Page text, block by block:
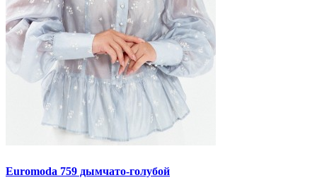
Euromoda 759 дымчато-голубой